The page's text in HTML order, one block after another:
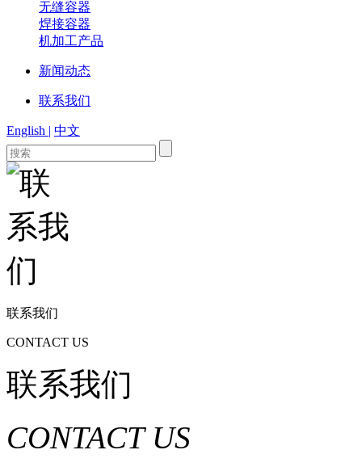
无缝容器
焊接容器
机加工产品
新闻动态
联系我们
English | 中文
联系我们
CONTACT US
联系我们
CONTACT US